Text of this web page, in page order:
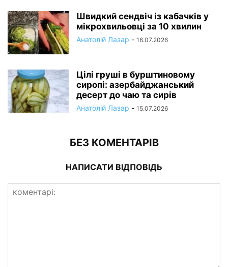
Швидкий сендвіч із кабачків у
мікрохвильовці за 10 хвилин
Анатолій Лазар - 16.07.2026
Цілі груші в бурштиновому
сиропі: азербайджанський
десерт до чаю та сирів
Анатолій Лазар - 15.07.2026
БЕЗ КОМЕНТАРІВ
НАПИСАТИ ВІДПОВІДЬ